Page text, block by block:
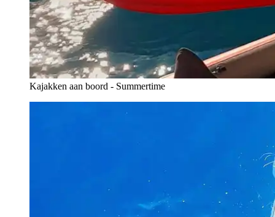
Kajakken aan boord - Summertime